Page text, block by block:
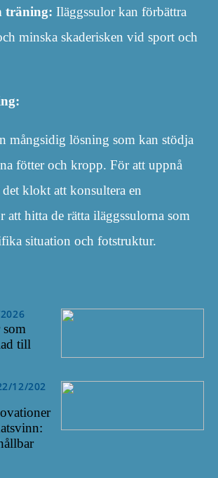
träning: Iläggssulor kan förbättra
minska skaderisken vid sport och
mångsidig lösning som kan stödja
fötter och kropp. För att uppnå
det klokt att konsultera en
att hitta de rätta iläggssulorna som
situation och fotstruktur.
till
12/202